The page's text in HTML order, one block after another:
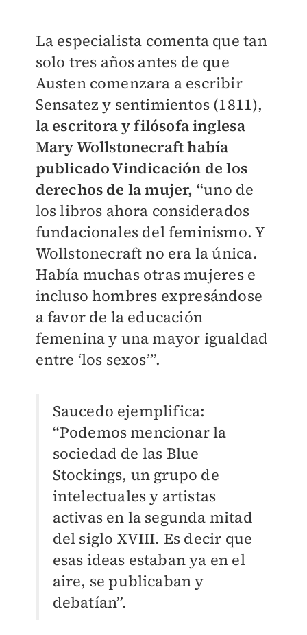
La especialista comenta que tan
solo tres años antes de que
Austen comenzara a escribir
Sensatez y sentimientos (1811),
la escritora y filósofa inglesa
Mary Wollstonecraft había
publicado Vindicación de los
derechos de la mujer, “uno de
los libros ahora considerados
fundacionales del feminismo. Y
Wollstonecraft no era la única.
Había muchas otras mujeres e
incluso hombres expresándose
a favor de la educación
femenina y una mayor igualdad
entre ‘los sexos’”.
Saucedo ejemplifica:
“Podemos mencionar la
sociedad de las Blue
Stockings, un grupo de
intelectuales y artistas
activas en la segunda mitad
del siglo XVIII. Es decir que
esas ideas estaban ya en el
aire, se publicaban y
debatían”.